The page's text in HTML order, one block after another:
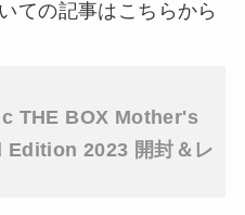
ての記事はこちらから
THE BOX Mother's
2023 開封＆レ